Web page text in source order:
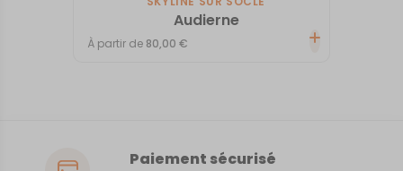
Audierne
À partir de 80,00€
Paiement sécurisé